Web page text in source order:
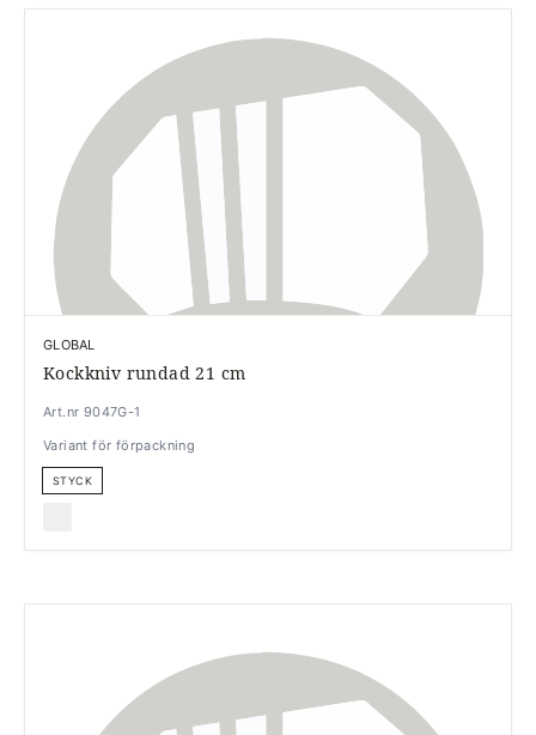
GLOBAL
Kockkniv rundad 21 cm
Art.nr 9047G-1
Variant för förpackning
STYCK